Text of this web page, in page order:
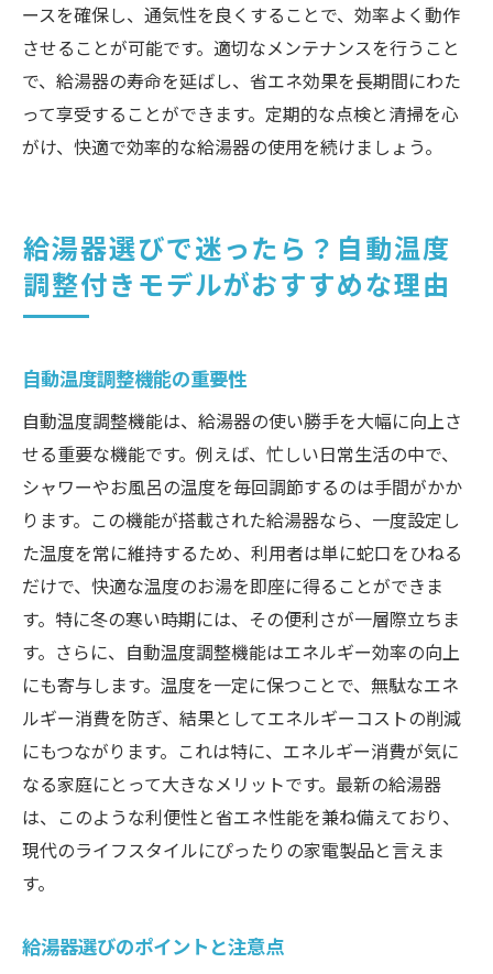
ースを確保し、通気性を良くすることで、効率よく動作
させることが可能です。適切なメンテナンスを行うこと
で、給湯器の寿命を延ばし、省エネ効果を長期間にわた
って享受することができます。定期的な点検と清掃を心
がけ、快適で効率的な給湯器の使用を続けましょう。
給湯器選びで迷ったら？自動温度
調整付きモデルがおすすめな理由
自動温度調整機能の重要性
自動温度調整機能は、給湯器の使い勝手を大幅に向上さ
せる重要な機能です。例えば、忙しい日常生活の中で、
シャワーやお風呂の温度を毎回調節するのは手間がかか
ります。この機能が搭載された給湯器なら、一度設定し
た温度を常に維持するため、利用者は単に蛇口をひねる
だけで、快適な温度のお湯を即座に得ることができま
す。特に冬の寒い時期には、その便利さが一層際立ちま
す。さらに、自動温度調整機能はエネルギー効率の向上
にも寄与します。温度を一定に保つことで、無駄なエネ
ルギー消費を防ぎ、結果としてエネルギーコストの削減
にもつながります。これは特に、エネルギー消費が気に
なる家庭にとって大きなメリットです。最新の給湯器
は、このような利便性と省エネ性能を兼ね備えており、
現代のライフスタイルにぴったりの家電製品と言えま
す。
給湯器選びのポイントと注意点